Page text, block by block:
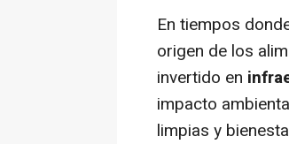
En tiempos
origen de los
invertido en
impacto
limpias y